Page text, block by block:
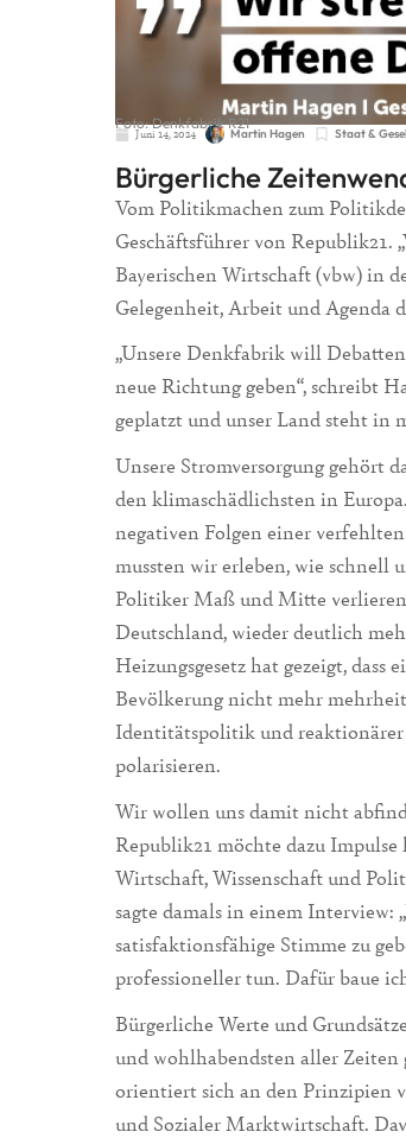
Foto: Denkfabrik R21
Juni 14, 2024 Martin Hagen Staat &
Bürgerliche
Vom Politikmachen zum
Geschäftsführer von Republik21.
Bayerischen Wirtschaft (vbw) in
Gelegenheit, Arbeit und Agenda
„Unsere Denkfabrik will
neue Richtung geben“, schreibt
geplatzt und unser Land steht in
Unsere Stromversorgung gehört
den klimaschädlichsten in
negativen Folgen einer
mussten wir erleben, wie schnell
Politiker Maß und Mitte
Deutschland, wieder deutlich
Heizungsgesetz hat gezeigt,
Bevölkerung nicht mehr
Identitätspolitik und reaktionärer
polarisieren.
Wir wollen uns damit nicht
Republik21 möchte dazu
Wirtschaft, Wissenschaft und
sagte damals in einem
satisfaktionsfähige Stimme zu
professioneller tun. Dafür baue
Bürgerliche Werte und
und wohlhabendsten aller
orientiert sich an den Prinzipien
und Sozialer Marktwirtschaft.